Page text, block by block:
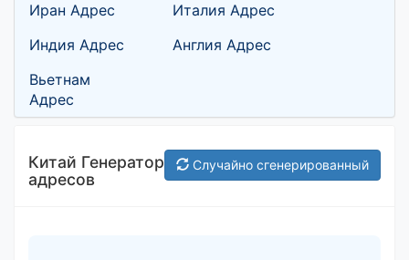
Иран Адрес
Италия Адрес
Индия Адрес
Англия Адрес
Вьетнам
Адрес
Случайно сгенерированный
Китай Генератор
адресов